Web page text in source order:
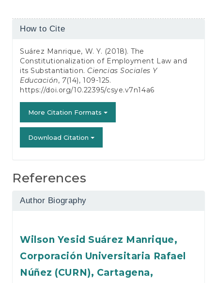
Article
How to Cite
Suárez Manrique, W. Y. (2018). The
Constitutionalization of Employment Law and
its Substantiation. Ciencias Sociales Y
Educación, 7(14), 109-125.
https://doi.org/10.22395/csye.v7n14a6
More Citation Formats
Download Citation
References
Author Biography
Wilson Yesid Suárez Manrique,
Corporación Universitaria Rafael
Núñez (CURN), Cartagena,